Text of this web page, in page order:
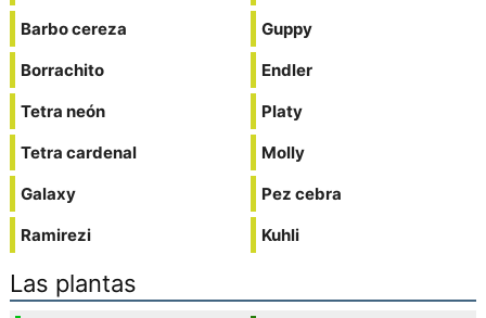
Barbo cereza
Borrachito
Tetra neón
Tetra cardenal
Galaxy
Ramirezi
Guppy
Endler
Platy
Molly
Pez cebra
Kuhli
Las plantas